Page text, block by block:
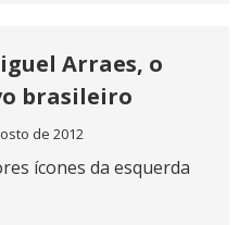
Arraes, o
brasileiro
de 2012
ícones da esquerda